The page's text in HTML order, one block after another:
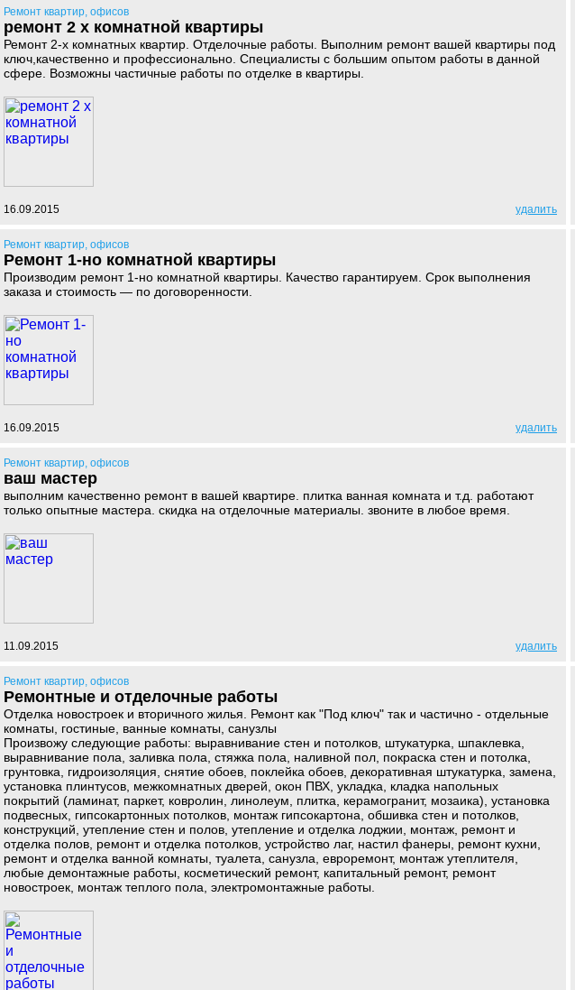
Ремонт квартир, офисов
ремонт 2 х комнатной квартиры
Ремонт 2-х комнатных квартир. Отделочные работы. Выполним ремонт вашей квартиры под
ключ,качественно и профессионально. Специалисты с большим опытом работы в данной
сфере. Возможны частичные работы по отделке в квартиры.
16.09.2015 удалить
Ремонт квартир, офисов
Ремонт 1-но комнатной квартиры
Производим ремонт 1-но комнатной квартиры. Качество гарантируем. Срок выполнения
заказа и стоимость — по договоренности.
16.09.2015 удалить
Ремонт квартир, офисов
ваш мастер
выполним качественно ремонт в вашей квартире. плитка ванная комната и т.д. работают
только опытные мастера. скидка на отделочные материалы. звоните в любое время.
11.09.2015 удалить
Ремонт квартир, офисов
Ремонтные и отделочные работы
Отделка новостроек и вторичного жилья. Ремонт как "Под ключ" так и частично - отдельные
комнаты, гостиные, ванные комнаты, санузлы
Произвожу следующие работы: выравнивание стен и потолков, штукатурка, шпаклевка,
выравнивание пола, заливка пола, стяжка пола, наливной пол, покраска стен и потолка,
грунтовка, гидроизоляция, снятие обоев, поклейка обоев, декоративная штукатурка, зaмeнa,
установка плинтуcoв, межкомнатных двepeй, окон ПВХ, укладка, кладка напольных
покрытий (ламинат, паркет, ковролин, линолеум, плитка, керамогранит, мозаика), установка
подвесных, гипсокартонных потолков, монтаж гипсокартона, обшивка стен и потолков,
конструкций, утепление стен и полов, утепление и отделка лоджии, монтаж, ремонт и
отделка полов, ремонт и отделка потолков, устройство лаг, настил фанеры, ремонт кухни,
ремонт и отделка ванной комнаты, туалета, санузла, евроремонт, монтаж утеплителя,
любые демонтажные работы, косметический ремонт, капитальный ремонт, ремонт
новостроек, монтаж теплого пола, элeктpoмонтажные paбoты.